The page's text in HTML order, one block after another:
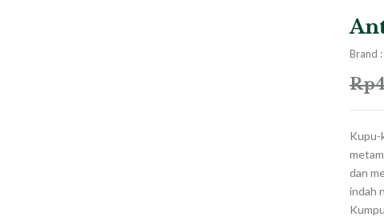
Brand :
Rp
Kupu-
dan
indah